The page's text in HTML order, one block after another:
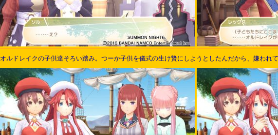
オルドレイクの子供達そろい踏み。つーか子供を儀式の生け贄にしようとしたんだから、嫌われ